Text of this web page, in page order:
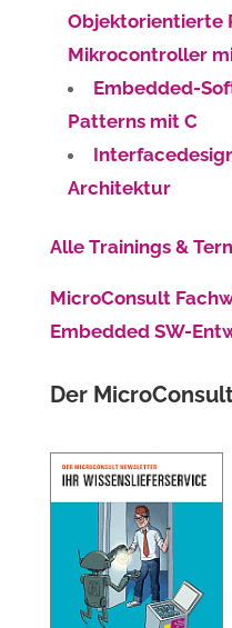
Objektorientierte
Mikrocontroller
Embedded-
Patterns mit C
Architektur
Alle Trainings &
MicroConsult
Embedded SW-
Der